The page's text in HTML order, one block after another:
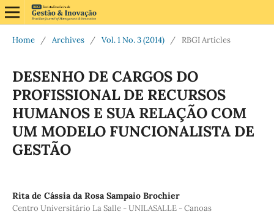
Home / Archives / Vol. 1 No. 3 (2014) / RBGI Articles
DESENHO DE CARGOS DO
PROFISSIONAL DE RECURSOS
HUMANOS E SUA RELAÇÃO COM
UM MODELO FUNCIONALISTA DE
GESTÃO
Rita de Cássia da Rosa Sampaio Brochier
Centro Universitário La Salle - UNILASALLE - Canoas